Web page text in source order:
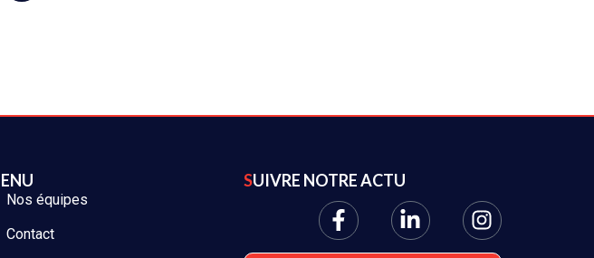
MENU
Nos équipes
Contact
SUIVRE NOTRE ACTU